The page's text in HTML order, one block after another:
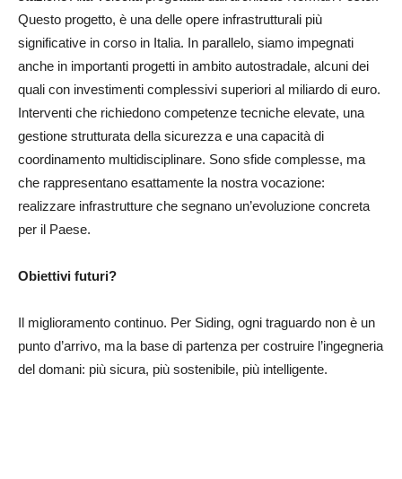
Questo progetto, è una delle opere infrastrutturali più
significative in corso in Italia. In parallelo, siamo impegnati
anche in importanti progetti in ambito autostradale, alcuni dei
quali con investimenti complessivi superiori al miliardo di euro.
Interventi che richiedono competenze tecniche elevate, una
gestione strutturata della sicurezza e una capacità di
coordinamento multidisciplinare. Sono sfide complesse, ma
che rappresentano esattamente la nostra vocazione:
realizzare infrastrutture che segnano un’evoluzione concreta
per il Paese.
Obiettivi futuri?
Il miglioramento continuo. Per Siding, ogni traguardo non è un
punto d’arrivo, ma la base di partenza per costruire l’ingegneria
del domani: più sicura, più sostenibile, più intelligente.